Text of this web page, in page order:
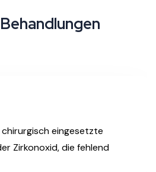
Behandlungen
eingesetzte
Zirkonoxid, die fehlend